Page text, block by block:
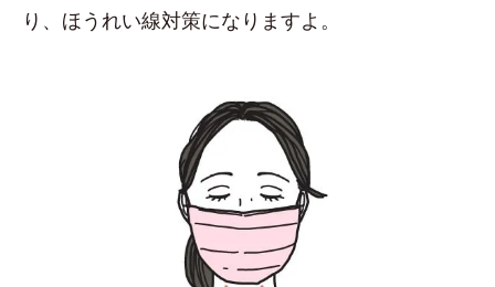
り、ほうれい線対策になりますよ。